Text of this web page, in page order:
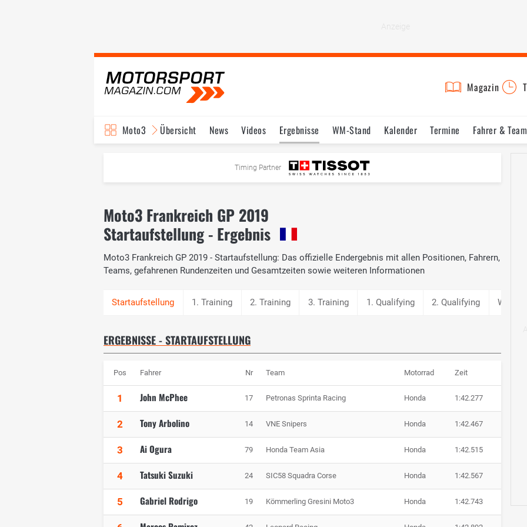
Magazin
Moto3 Übersicht News Videos Ergebnisse WM-Stand Kalender Termine Fahrer &
Timing Partner
Moto3 Frankreich GP 2019
Startaufstellung - Ergebnis
Moto3 Frankreich GP 2019 - Startaufstellung: Das offizielle Endergebnis mit allen Positionen, Fahrern,
Teams, gefahrenen Rundenzeiten und Gesamtzeiten sowie weiteren Informationen
1. Training 2. Training 3. Training 1. Qualifying 2. Qualifying Warm
ERGEBNISSE - STARTAUFSTELLUNG
Pos Fahrer Nr Team Motorrad Zeit
1 John McPhee 17 Petronas Sprinta Racing Honda 1:42.277
2 Tony Arbolino 14 VNE Snipers Honda 1:42.467
3 Ai Ogura 79 Honda Team Asia Honda 1:42.515
4 Tatsuki Suzuki 24 SIC58 Squadra Corse Honda 1:42.567
5 Gabriel Rodrigo 19 Kömmerling Gresini Moto3 Honda 1:42.743